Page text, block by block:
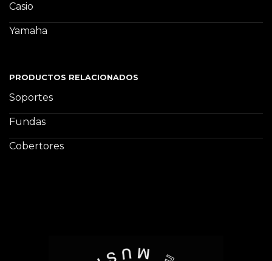
Casio
Yamaha
PRODUCTOS RELACIONADOS
Soportes
Fundas
Cobertores